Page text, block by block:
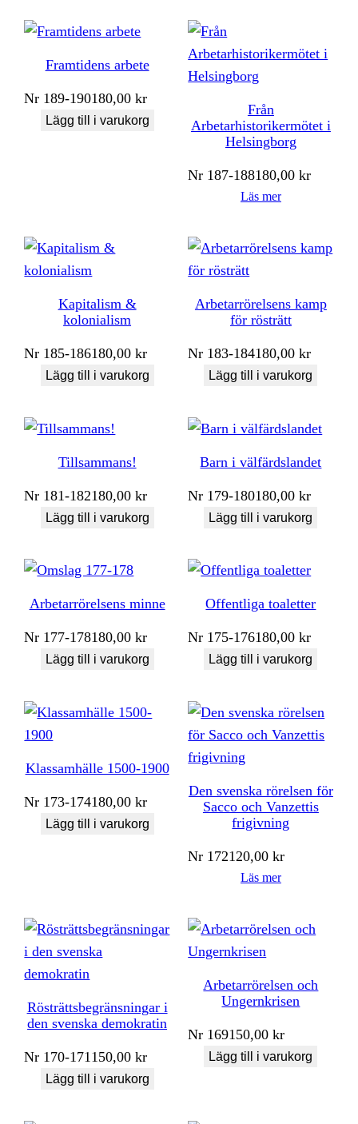
Framtidens arbete
Nr 189-190180,00kr
Lägg till i varukorg
Från
Arbetarhistorikermötet i
Helsingborg
Nr 187-188180,00kr
Läs mer
Kapitalism &
kolonialism
Nr 185-186180,00kr
Lägg till i varukorg
Arbetarrörelsens kamp
för rösträtt
Nr 183-184180,00kr
Lägg till i varukorg
Tillsammans!
Nr 181-182180,00kr
Lägg till i varukorg
Barn i välfärdslandet
Nr 179-180180,00kr
Lägg till i varukorg
Arbetarrörelsens minne
Nr 177-178180,00kr
Lägg till i varukorg
Offentliga toaletter
Nr 175-176180,00kr
Lägg till i varukorg
Klassamhälle 1500-1900
Nr 173-174180,00kr
Lägg till i varukorg
Den svenska rörelsen för
Sacco och Vanzettis
frigivning
Nr 172120,00kr
Läs mer
Rösträttsbegränsningar i
den svenska demokratin
Nr 170-171150,00kr
Lägg till i varukorg
Arbetarrörelsen och
Ungernkrisen
Nr 169150,00kr
Lägg till i varukorg